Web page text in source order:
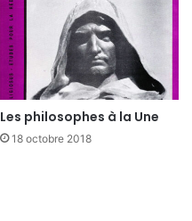
Les philosophes à la Une
18 octobre 2018